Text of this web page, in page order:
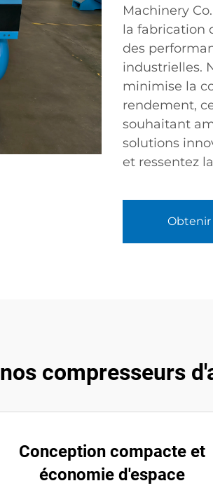
Machinery
la fabrication
des
industrielles.
minimise la
rendement,
souhaitant
solutions
et ressentez
Obtenir
compresseurs
Conception compacte et
économie d'espace